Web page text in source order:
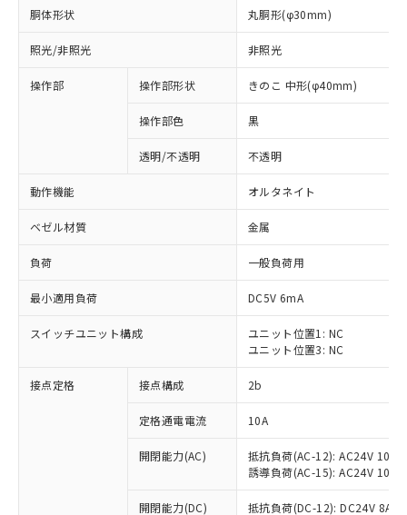
胴体形状 丸胴形(φ30mm)
照光/非照光 非照光
操作部 操作部形状 きのこ 中形(φ40mm)
操作部色 黒
透明/不透明 不透明
動作機能 オルタネイト
ベゼル材質 金属
負荷 一般負荷用
最小適用負荷 DC5V 6mA
スイッチユニット構成
ユニット位置1: NC
ユニット位置3: NC
接点定格 接点構成 2b
定格通電電流 10A
開閉能力(AC)
抵抗負荷(AC-12): AC24V 10A/
誘導負荷(AC-15): AC24V
開閉能力(DC) 抵抗負荷(DC-12): DC24V 8A/
ご利用条件
※1 対応状況
対応済み：EU RoHS指令（10物質）の
非含有に対応した製品が提供可能な商品で
対応予定：EU RoHS指令（10物質）の非含
有に対応した製品に切り替える予定のある